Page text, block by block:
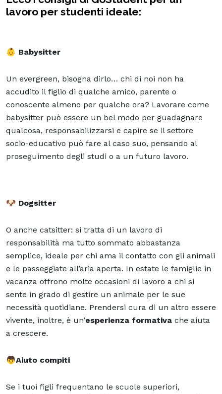
lavoro per studenti ideale:
👶 Babysitter
Un evergreen, bisogna dirlo… chi di noi non ha
accudito il figlio di qualche amico, parente o
conoscente almeno per qualche ora? Lavorare come
babysitter può essere un bel modo per guadagnare
qualcosa, responsabilizzarsi e capire se il settore
socio-educativo può fare al caso suo, pensando al
proseguimento degli studi o a un futuro lavoro.
🐶 Dogsitter
O anche catsitter: si tratta di un lavoro di
responsabilità ma tutto sommato abbastanza
semplice, ideale per chi ama il contatto con gli animali
e le passeggiate all’aria aperta. In estate le famiglie in
vacanza offrono molte occasioni di lavoro a chi si
sente in grado di gestire un animale per le sue
necessità quotidiane. Prendersi cura di un altro essere
vivente, inoltre, è un’esperienza formativa che aiuta
a crescere.
👦Aiuto compiti
Se i tuoi figli frequentano le scuole superiori,